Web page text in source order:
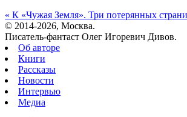
« К «Чужая Земля». Три потерянных
© 2014-2026, Москва.
Писатель-фантаст Олег Игоревич Дивов.
Об авторе
Книги
Рассказы
Новости
Интервью
Медиа